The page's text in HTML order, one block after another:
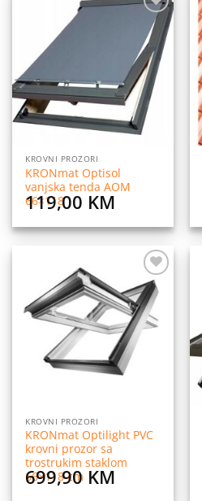
Dodaj
na
listu
želja
KROVNI PROZORI
KRONmat Optisol
vanjska tenda AOM
66×118
119,00 KM
Dodaj
na
listu
želja
KROVNI PROZORI
KRONmat Optilight PVC
krovni prozor sa
trostrukim staklom
66×118 cm
699,90 KM